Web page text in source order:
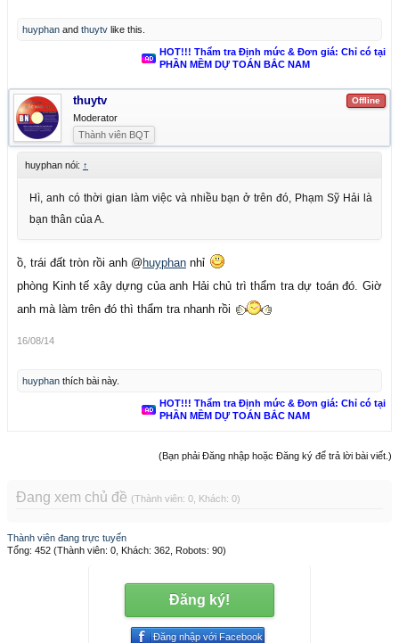
huyphan and thuytv like this.
HOT!!! Thẩm tra Định mức & Đơn giá: Chỉ có tại
PHẦN MỀM DỰ TOÁN BẮC NAM
Offline
thuytv
Moderator
Thành viên BQT
huyphan nói: ↑
Hì, anh có thời gian làm việc và nhiều bạn ở trên đó, Phạm Sỹ Hải là
bạn thân của A.
ồ, trái đất tròn rồi anh @ huyphan nhỉ
phòng Kinh tế xây dựng của anh Hải chủ trì thẩm tra dự toán đó. Giờ
anh mà làm trên đó thì thẩm tra nhanh rồi
16/08/14
huyphan thích bài này.
HOT!!! Thẩm tra Định mức & Đơn giá: Chỉ có tại
PHẦN MỀM DỰ TOÁN BẮC NAM
(Bạn phải Đăng nhập hoặc Đăng ký để trả lời bài viết.)
Đang xem chủ đề (Thành viên: 0, Khách: 0)
Thành viên đang trực tuyến
Tổng: 452 (Thành viên: 0, Khách: 362, Robots: 90)
Đăng ký!
Đăng nhập với Facebook